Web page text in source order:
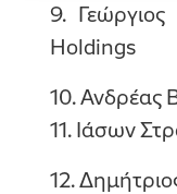
9.
Holdings
10. Ανδρέας
11. Ιάσων
12.